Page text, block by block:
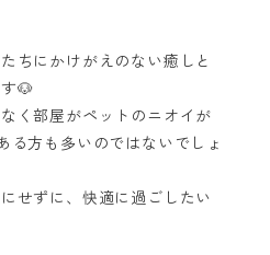
ちにかけがえのない癒しと
🐶
く部屋がペットのニオイが
る方も多いのではないでしょ
せずに、快適に過ごしたい